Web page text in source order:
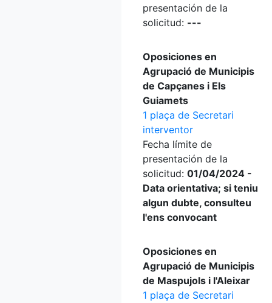
presentación de la
solicitud: ---
Oposiciones en
Agrupació de Municipis
de Capçanes i Els
Guiamets
1 plaça de Secretari
interventor
Fecha límite de
presentación de la
solicitud: 01/04/2024 -
Data orientativa; si teniu
algun dubte, consulteu
l'ens convocant
Oposiciones en
Agrupació de Municipis
de Maspujols i l'Aleixar
1 plaça de Secretari